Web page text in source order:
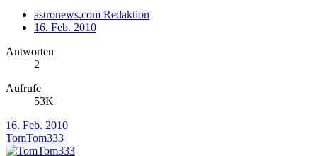
astronews.com Redaktion
16. Feb. 2010
Antworten
2
Aufrufe
53K
16. Feb. 2010
TomTom333